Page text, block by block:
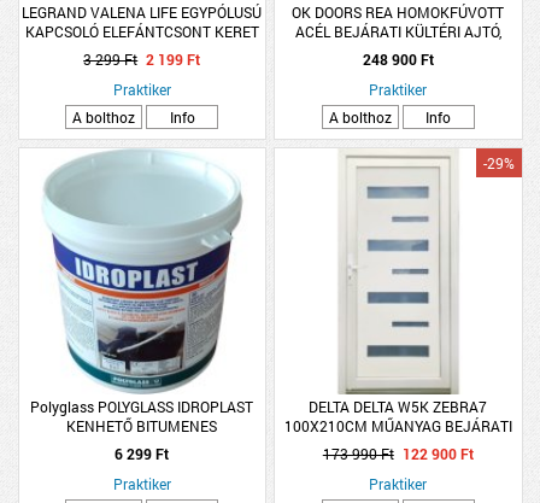
LEGRAND VALENA LIFE EGYPÓLUSÚ
KAPCSOLÓ ELEFÁNTCSONT KERET
NÉLKÜL
3 299 Ft 2 199 Ft
Praktiker
A bolthoz
Info
OK DOORS REA HOMOKFÚVOTT
ACÉL BEJÁRATI KÜLTÉRI AJTÓ,
BALOS ANTRACIT SZÍNBEN
248 900 Ft
Praktiker
A bolthoz
Info
Polyglass POLYGLASS IDROPLAST
KENHETŐ BITUMENES
VÍZSZIGETELÉS 1 KG
6 299 Ft
Praktiker
DELTA DELTA W5K ZEBRA7
100X210CM MŰANYAG BEJÁRATI
AJTÓ BAL, SAVMART ÜVEGGEL
-29%
173 990 Ft 122 900 Ft
Praktiker